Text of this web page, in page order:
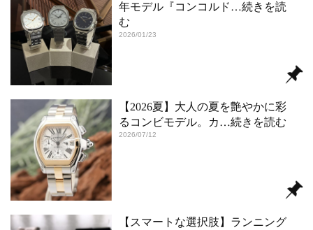
年モデル『コンコルド …続きを読
む
2026/01/23
【2026夏】大人の夏を艶やかに彩
るコンビモデル。カ …続きを読む
2026/07/12
【スマートな選択肢】ランニング